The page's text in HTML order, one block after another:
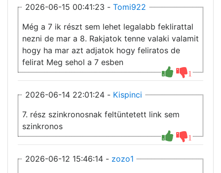
2026-06-15 00:41:23 - Tomi922
1
Még a 7 ik részt sem lehet legalabb feklirattal
nezni de mar a 8. Rakjatok tenne valaki valamit
hogy ha mar azt adjatok hogy feliratos de
felirat Meg sehol a 7 esben
2026-06-14 22:01:24 - Kispinci
1
7. rész szinkronosnak feltüntetett link sem
szinkronos
2026-06-12 15:46:14 - zozo1